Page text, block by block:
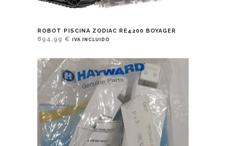
ROBOT PISCINA ZODIAC RE4200 BOYAGER
894,99 € IVA INCLUIDO